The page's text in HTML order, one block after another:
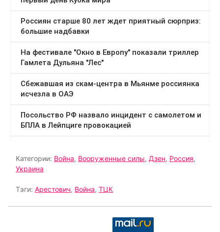
Категории: Война, Вооруженные силы, Дзен, Россия,
Украина
Тэги: Арестович, Война, ТЦК